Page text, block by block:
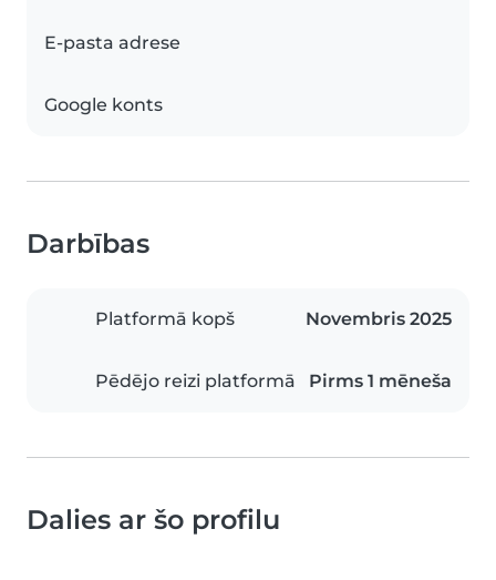
E-pasta adrese
Google konts
Darbības
Platformā kopš Novembris 2025
Pēdējo reizi platformā Pirms 1 mēneša
Dalies ar šo profilu